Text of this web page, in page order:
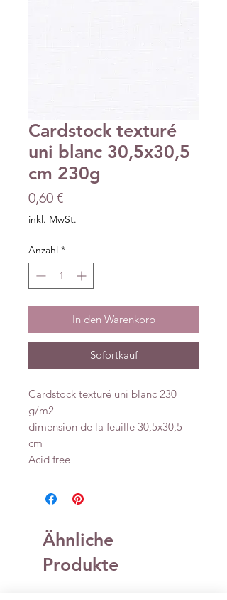
Cardstock texturé
uni blanc 30,5x30,5
cm 230g
0,60 €Preis
inkl. MwSt.
Anzahl *
In den Warenkorb
Sofortkauf
Cardstock texturé uni blanc 230
g/m2
dimension de la feuille 30,5x30,5
cm
Acid free
Ähnliche
Produkte